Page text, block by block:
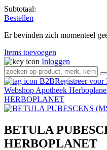
Subtotaal:
Bestellen
Er bevinden zich momenteel
Items toevoegen
Inloggen
Registreer
Webshop Apotheek
HERBOPLANET
BETULA
HERBOPLANET